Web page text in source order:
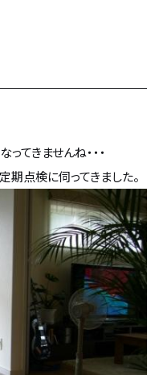
てきませんね・・・
期点検に伺ってきました。